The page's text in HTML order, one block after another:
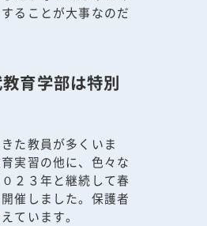
ることが大事なのだ
育学部は特別
た教員が多くいま
実習の他に、色々な
２３年と継続して春
催しました。保護者
ています。